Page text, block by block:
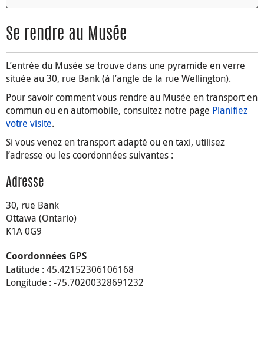
Se rendre au Musée
L’entrée du Musée se trouve dans une pyramide en verre
située au 30, rue Bank (à l’angle de la rue Wellington).
Pour savoir comment vous rendre au Musée en transport en
commun ou en automobile, consultez notre page Planifiez
votre visite.
Si vous venez en transport adapté ou en taxi, utilisez
l’adresse ou les coordonnées suivantes :
Adresse
30, rue Bank
Ottawa (Ontario)
K1A 0G9
Coordonnées GPS
Latitude : 45.42152306106168
Longitude : -75.70200328691232